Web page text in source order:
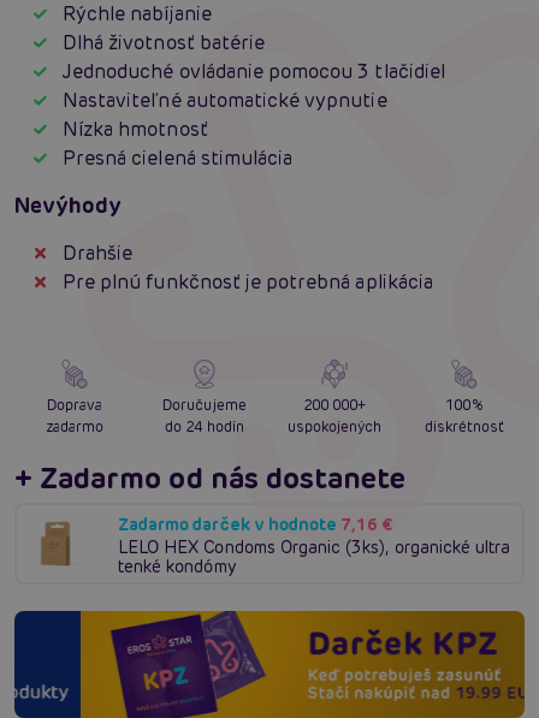
Rýchle nabíjanie
Dlhá životnosť batérie
Jednoduché ovládanie pomocou 3 tlačidiel
Nastaviteľné automatické vypnutie
Nízka hmotnosť
Presná cielená stimulácia
Nevýhody
Drahšie
Pre plnú funkčnosť je potrebná aplikácia
Doprava
zadarmo
Doručujeme
do 24 hodín
200 000+
uspokojených
100%
diskrétnosť
+ Zadarmo od nás dostanete
Zadarmo darček v hodnote 7,16 €
LELO HEX Condoms Organic (3ks), organické ultra
tenké kondómy